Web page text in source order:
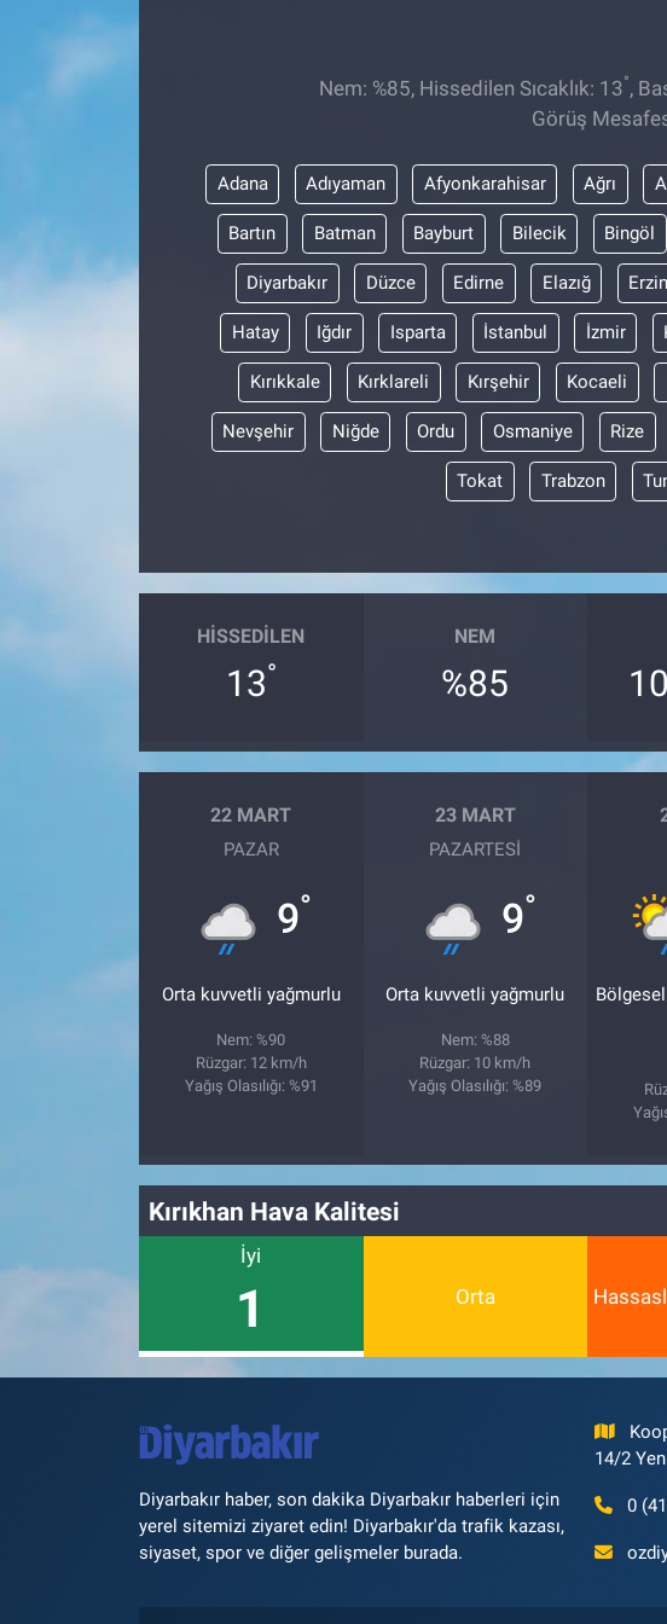
Nem: %85, Hissedilen Sıcaklık: 13°,
Görüş
Adana Adıyaman Afyonkarahisar Ağrı
Bartın Batman Bayburt Bilecik Bingöl
Diyarbakır Düzce Edirne Elazığ
Hatay Iğdır Isparta İstanbul İzmir
Kırıkkale Kırklareli Kırşehir Kocaeli
Nevşehir Niğde Ordu Osmaniye Rize
Tokat Trabzon
HISSEDILEN
13°
NEM
%85
22 MART
PAZAR
9°
Orta kuvvetli yağmurlu
Nem: %90
Rüzgar: 12 km/h
Yağış Olasılığı: %91
23 MART
PAZARTESI
9°
Orta kuvvetli yağmurlu
Nem: %88
Rüzgar: 10 km/h
Yağış Olasılığı: %89
Kırıkhan Hava Kalitesi
İyi
1 Orta
Diyarbakır haber, son dakika Diyarbakır haberleri için
yerel sitemizi ziyaret edin! Diyarbakır'da trafik kazası,
siyaset, spor ve diğer gelişmeler burada.
14/2
0
EĞİTİM
SPOR